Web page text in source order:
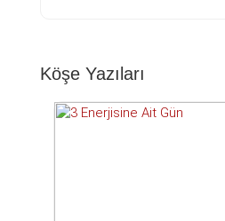
Köşe Yazıları